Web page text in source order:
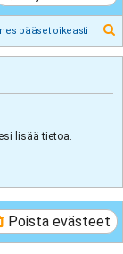
pääset oikeasti
lisää tietoa.
Poista evästeet